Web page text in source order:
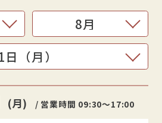
(月) / 営業時間 09:30〜17:00